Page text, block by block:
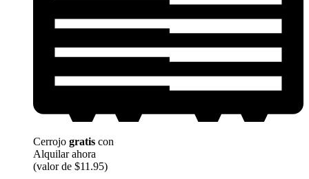
Cerrojo gratis con
Alquilar ahora
(valor de $11.95)